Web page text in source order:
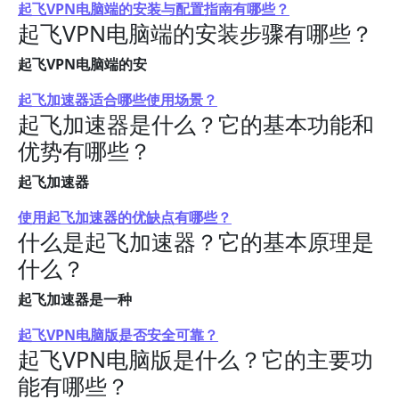
起飞VPN电脑端的安装与配置指南有哪些？
起飞VPN电脑端的安装步骤有哪些？
起飞VPN电脑端的安
起飞加速器适合哪些使用场景？
起飞加速器是什么？它的基本功能和
优势有哪些？
起飞加速器
使用起飞加速器的优缺点有哪些？
什么是起飞加速器？它的基本原理是
什么？
起飞加速器是一种
起飞VPN电脑版是否安全可靠？
起飞VPN电脑版是什么？它的主要功
能有哪些？